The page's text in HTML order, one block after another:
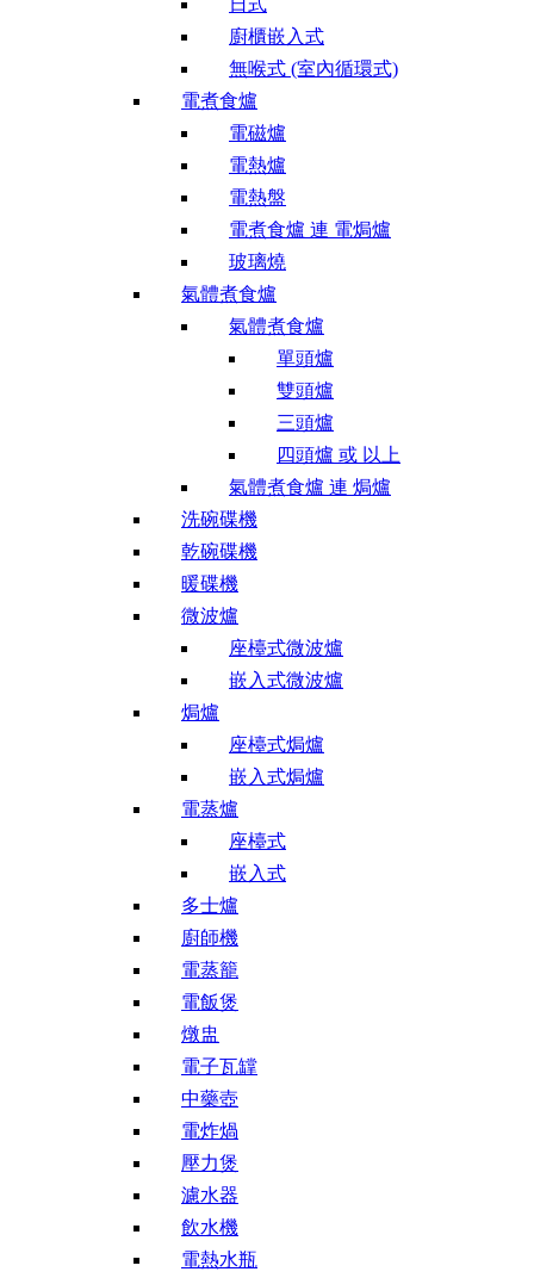
廚櫃嵌入式
無喉式 (室內循環式)
電煮食爐
電磁爐
電熱爐
電熱盤
電煮食爐 連 電焗爐
玻璃燒
氣體煮食爐
氣體煮食爐
單頭爐
雙頭爐
三頭爐
四頭爐 或 以上
氣體煮食爐 連 焗爐
洗碗碟機
乾碗碟機
暖碟機
微波爐
座檯式微波爐
嵌入式微波爐
焗爐
座檯式焗爐
嵌入式焗爐
電蒸爐
座檯式
嵌入式
多士爐
廚師機
電蒸籠
電飯煲
燉盅
電子瓦罉
中藥壺
電炸煱
壓力煲
濾水器
飲水機
電熱水瓶